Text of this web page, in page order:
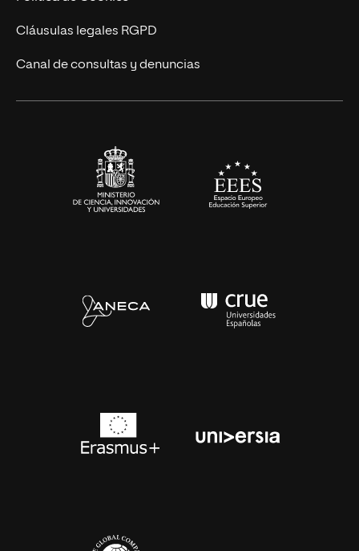
Diseño
Ciencias de la Salud
Cláusulas legales RGPD
Canal de consultas y denuncias